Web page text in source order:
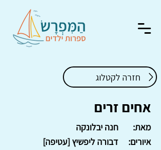
חזרה לקטלוג
אחים זרים
חנה יבלונקה
מאת:
דבורה ליפשיץ [עטיפה]
איורים: